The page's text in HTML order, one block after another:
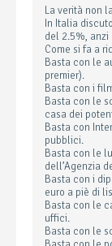
La verità non
In Italia
del 2.5%,
Come si fa a
Basta con le
premier).
Basta con i
Basta con le
casa dei
Basta con
pubblici.
Basta con le
dell’Agenzia
Basta con i
euro a piè di
Basta con le
uffici.
Basta con le